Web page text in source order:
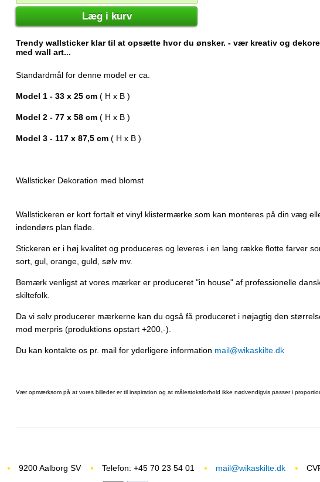
Læg i kurv
Trendy wallsticker klar til at opsætte hvor du ønsker. - vær kreativ og
med wall art...
Standardmål for denne model er ca.
Model 1 - 33 x 25 cm ( H x B )
Model 2 - 77 x 58 cm ( H x B )
Model 3 - 117 x 87,5 cm ( H x B )
Wallsticker Dekoration med blomst
Wallstickeren er kort fortalt et vinyl klistermærke som kan monteres på din væg
indendørs plan flade.
Stickeren er i høj kvalitet og produceres og leveres i en lang række flotte farver
sort, gul, orange, guld, sølv mv.
Bemærk venligst at vores mærker er produceret "in house" af professionelle
skiltefolk.
Da vi selv producerer mærkerne kan du også få produceret i nøjagtig den
mod merpris (produktions opstart +200,-).
Du kan kontakte os pr. mail for yderligere information mail@wikaskilte.dk
Vær opmærksom på at vores billeder er til inspiration og at målestoksforhold ikke nødvendigvis passer i
9200 Aalborg SV Telefon: +45 70 23 54 01 mail@wikaskilte.dk